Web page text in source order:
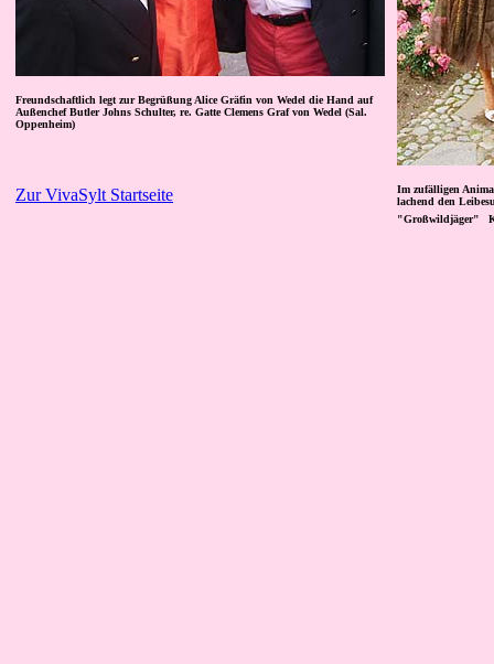
Freundschaftlich legt zur Begrüßung Alice Gräfin von Wedel die Hand auf
Außenchef Butler Johns Schulter, re. Gatte Clemens Graf von Wedel (Sal.
Oppenheim)
Zur VivaSylt Startseite
Im zufälligen
lachend den
"Großwildjäger"